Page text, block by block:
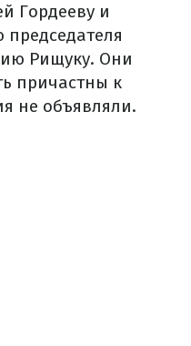
Гордееву и
Рищуку. Они
причастны к
не объявляли.